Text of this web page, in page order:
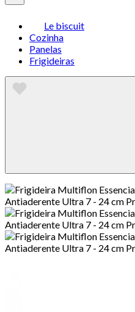
Le biscuit
Cozinha
Panelas
Frigideiras